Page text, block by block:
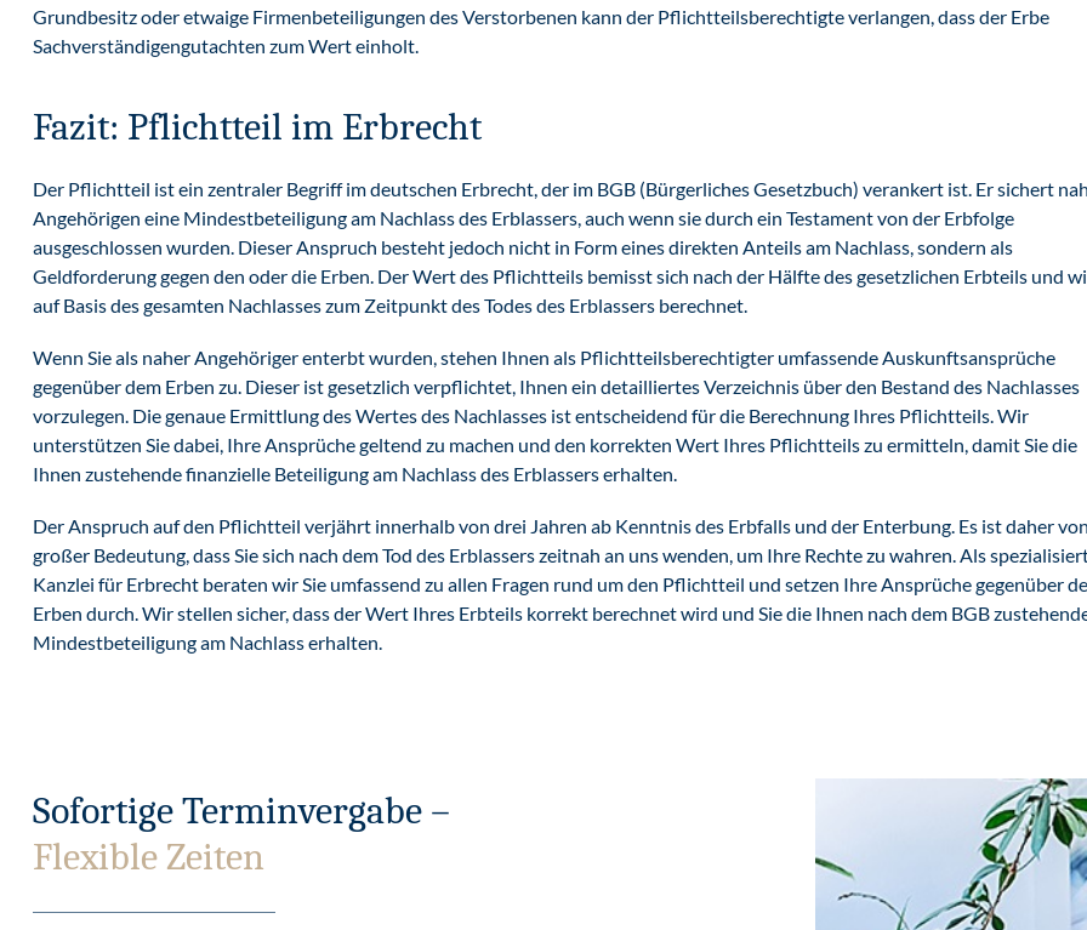
Grundbesitz oder etwaige Firmenbeteiligungen des Verstorbenen kann der Pflichtteilsberechtigte verlangen, dass der Erbe
Sachverständigengutachten zum Wert einholt.
Fazit: Pflichtteil im Erbrecht
Der Pflichtteil ist ein zentraler Begriff im deutschen Erbrecht, der im BGB (Bürgerliches Gesetzbuch) verankert ist. Er sichert
Angehörigen eine Mindestbeteiligung am Nachlass des Erblassers, auch wenn sie durch ein Testament von der Erbfolge
ausgeschlossen wurden. Dieser Anspruch besteht jedoch nicht in Form eines direkten Anteils am Nachlass, sondern als
Geldforderung gegen den oder die Erben. Der Wert des Pflichtteils bemisst sich nach der Hälfte des gesetzlichen Erbteils und
auf Basis des gesamten Nachlasses zum Zeitpunkt des Todes des Erblassers berechnet.
Wenn Sie als naher Angehöriger enterbt wurden, stehen Ihnen als Pflichtteilsberechtigter umfassende Auskunftsansprüche
gegenüber dem Erben zu. Dieser ist gesetzlich verpflichtet, Ihnen ein detailliertes Verzeichnis über den Bestand des Nachlasses
vorzulegen. Die genaue Ermittlung des Wertes des Nachlasses ist entscheidend für die Berechnung Ihres Pflichtteils. Wir
unterstützen Sie dabei, Ihre Ansprüche geltend zu machen und den korrekten Wert Ihres Pflichtteils zu ermitteln, damit Sie die
Ihnen zustehende finanzielle Beteiligung am Nachlass des Erblassers erhalten.
Der Anspruch auf den Pflichtteil verjährt innerhalb von drei Jahren ab Kenntnis des Erbfalls und der Enterbung. Es ist daher von
großer Bedeutung, dass Sie sich nach dem Tod des Erblassers zeitnah an uns wenden, um Ihre Rechte zu wahren. Als
Kanzlei für Erbrecht beraten wir Sie umfassend zu allen Fragen rund um den Pflichtteil und setzen Ihre Ansprüche gegenüber
Erben durch. Wir stellen sicher, dass der Wert Ihres Erbteils korrekt berechnet wird und Sie die Ihnen nach dem BGB
Mindestbeteiligung am Nachlass erhalten.
Sofortige Terminvergabe –
Flexible Zeiten